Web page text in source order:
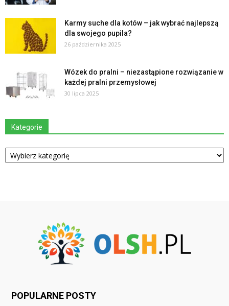
Karmy suche dla kotów – jak wybrać najlepszą
dla swojego pupila?
26 października 2025
Wózek do pralni – niezastąpione rozwiązanie w
każdej pralni przemysłowej
30 lipca 2025
Kategorie
Kategorie
POPULARNE POSTY